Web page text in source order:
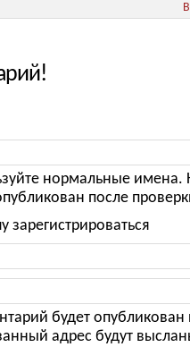
нормальные
после
зарегистрироваться
будет опубликован
адрес будут